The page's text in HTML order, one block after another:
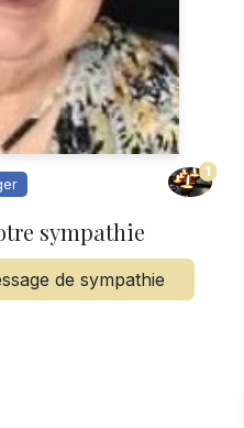
1
sympathie
de sympathie